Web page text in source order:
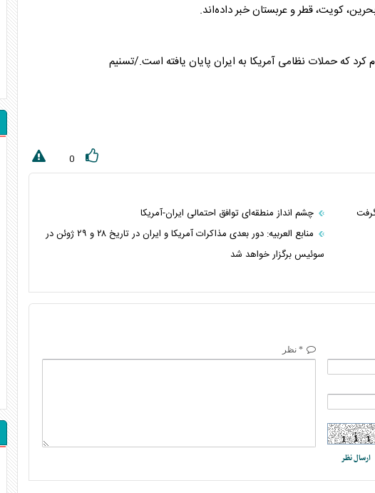
کویت، قطر و عربستان خبر داده‌اند.
کرد که حملات نظامی آمریکا به ایران پایان یافته است./تسنیم
0
چشم انداز منطقه‌ای توافق احتمالی ایران-آمریکا
منابع العربیه: دور بعدی مذاکرات آمریکا و ایران در تاریخ ۲۸ و ۲۹ ژوئن در
سوئیس برگزار خواهد شد
* نظر